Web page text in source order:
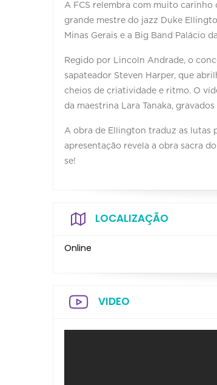
A FCS relembra com muito carinho
grande mestre do jazz Duke
Minas Gerais e a Big Band Palácio
Regido por Lincoln Andrade, o
sapateador Steven Harper, que
cheios de criatividade e ritmo. O
da maestrina Lara Tanaka,
A obra de Ellington traduz as lutas
apresentação revela a obra sacra
se!
LOCALIZAÇÃO
Online
VIDEO